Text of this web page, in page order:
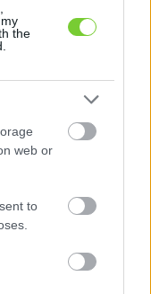
the
web or
to